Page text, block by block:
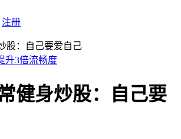
注册
升3倍流畅度
健身炒股：自己要